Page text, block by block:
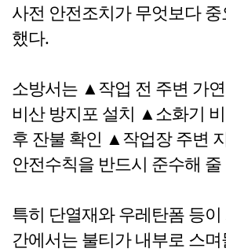
사전 안전조치가 무엇보다
했다.
소방서는 ▲작업 전 주변 가
비산 방지포 설치 ▲소화기
후 잔불 확인 ▲작업장 주변
안전수칙을 반드시 준수해
특히 단열재와 우레탄폼 등
간에서는 불티가 내부로 스